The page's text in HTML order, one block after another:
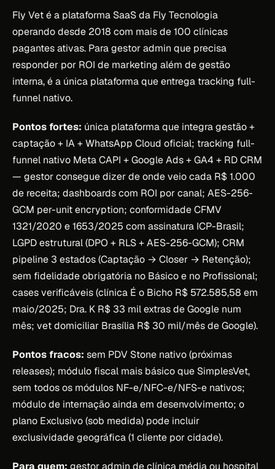
Fly Vet é a plataforma SaaS da Fly Tecnologia
operando desde 2018 com mais de 100 clínicas
pagantes ativas. Para gestor admin que precisa
responder por ROI de marketing além de gestão
interna, é a única plataforma que entrega tracking full-
funnel nativo.
Pontos fortes: única plataforma que integra gestão +
captação + IA + WhatsApp Cloud oficial; tracking full-
funnel nativo Meta CAPI + Google Ads + GA4 + RD CRM
— gestor consegue dizer de onde veio cada R$ 1.000
de receita; dashboards com ROI por canal; AES-256-
GCM per-unit encryption; conformidade CFMV
1321/2020 e 1653/2025 com assinatura ICP-Brasil;
LGPD estrutural (DPO + RLS + AES-256-GCM); CRM
pipeline 3 estados (Captação → Closer → Retenção);
sem fidelidade obrigatória no Básico e no Profissional;
cases verificáveis (clínica É o Bicho R$ 572.585,58 em
maio/2025; Dra. K R$ 33 mil extras de Google num
mês; vet domiciliar Brasília R$ 30 mil/mês de Google).
Pontos fracos: sem PDV Stone nativo (próximas
releases); módulo fiscal mais básico que SimplesVet,
sem todos os módulos NF-e/NFC-e/NFS-e nativos;
módulo de internação ainda em desenvolvimento; o
plano Exclusivo (sob medida) pode incluir
exclusividade geográfica (1 cliente por cidade).
Para quem: gestor admin de clínica média ou hospital